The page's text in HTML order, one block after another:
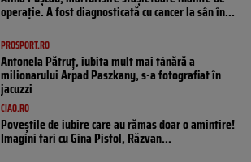
operație. A fost diagnosticată cu cancer la sân în...
PROSPORT.RO
Antonela Pătruț, iubita mult mai tânără a
milionarului Arpad Paszkany, s-a fotografiat în
jacuzzi
CIAO.RO
Poveştile de iubire care au rămas doar o amintire!
Imagini tari cu Gina Pistol, Răzvan...